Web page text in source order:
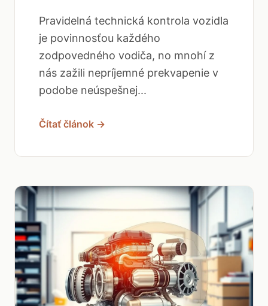
Pravidelná technická kontrola vozidla
je povinnosťou každého
zodpovedného vodiča, no mnohí z
nás zažili nepríjemné prekvapenie v
podobe neúspešnej...
Čítať článok →